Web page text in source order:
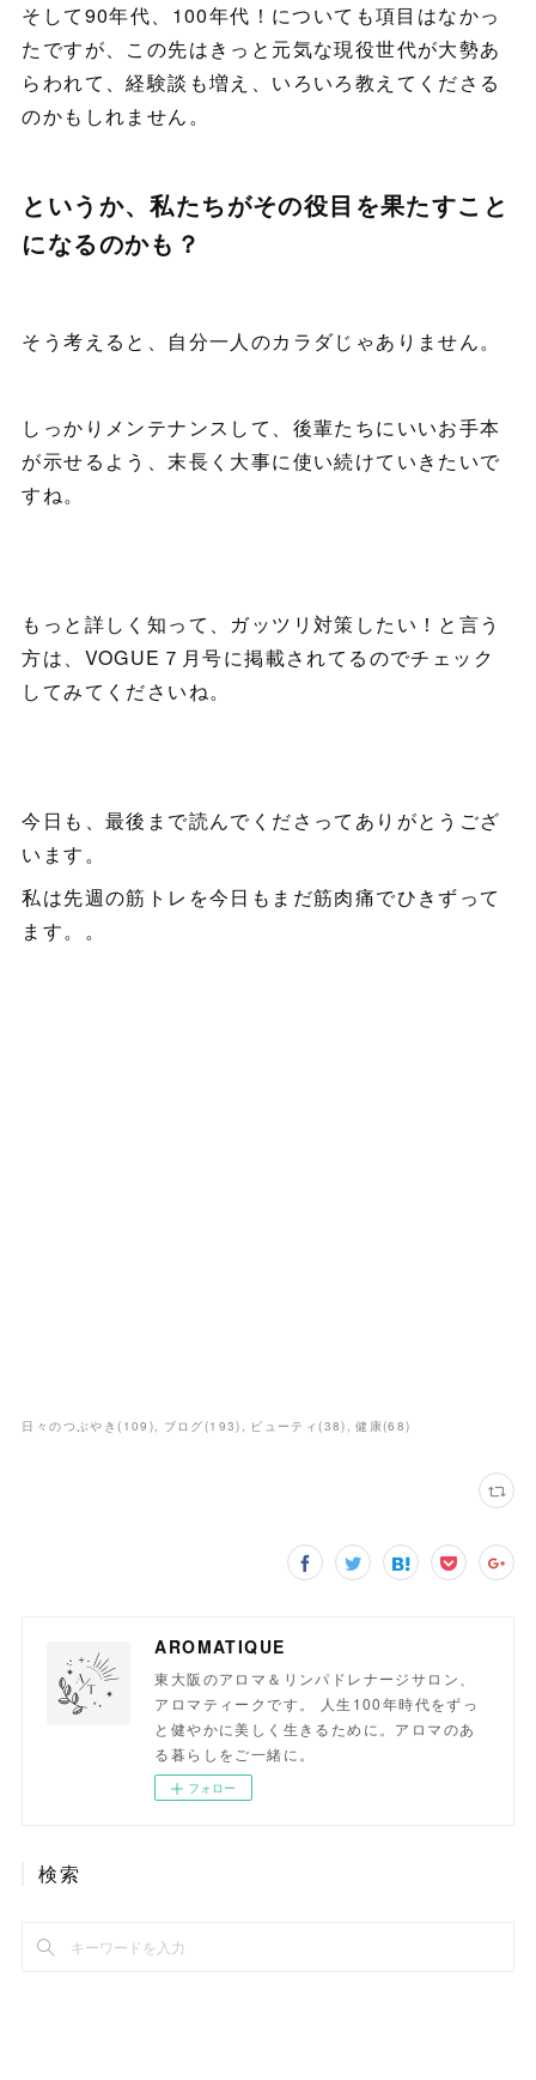
そして90年代、100年代！についても項目はなかっ
たですが、この先はきっと元気な現役世代が大勢あ
らわれて、経験談も増え、いろいろ教えてくださる
のかもしれません。
というか、私たちがその役目を果たすこと
になるのかも？
そう考えると、自分一人のカラダじゃありません。
しっかりメンテナンスして、後輩たちにいいお手本
が示せるよう、末長く大事に使い続けていきたいで
すね。
もっと詳しく知って、ガッツリ対策したい！と言う
方は、VOGUE７月号に掲載されてるのでチェック
してみてくださいね。
今日も、最後まで読んでくださってありがとうござ
います。
私は先週の筋トレを今日もまだ筋肉痛でひきずって
ます。。
日々のつぶやき( 109 ) ブログ(193) ビューティ(38) 健康(68)
AROMATIQUE
東大阪のアロマ＆リンパドレナージサロン、
アロマティークです。 人生100年時代をずっ
と健やかに美しく生きるために。アロマのあ
る暮らしをご一緒に。
フォロー
検索